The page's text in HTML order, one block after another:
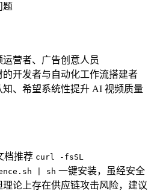
题
营者、广告创意人员
开发者与自动化工作流搭建者
、希望系统性提升 AI 视频质量
档推荐 curl -fsSL
| sh 一键安装，虽经安全
论上存在供应链攻击风险，建议